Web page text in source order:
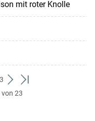
mit roter Knolle
weiter
zum
zum
von 23